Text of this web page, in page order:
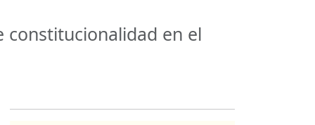
constitucionalidad en el